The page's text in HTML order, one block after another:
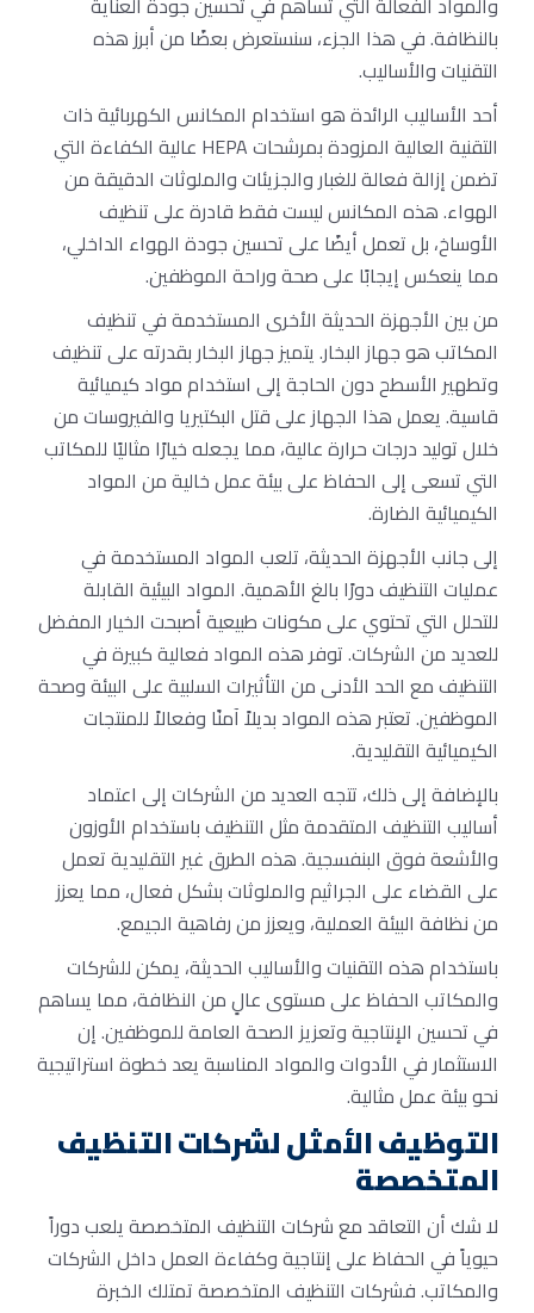
بالنظافة. في هذا الجزء، سنستعرض بعضًا من أبرز هذه
التقنيات والأساليب.
أحد الأساليب الرائدة هو استخدام المكانس الكهربائية ذات
التقنية العالية المزودة بمرشحات HEPA عالية الكفاءة التي
تضمن إزالة فعالة للغبار والجزيئات والملوثات الدقيقة من
الهواء. هذه المكانس ليست فقط قادرة على تنظيف
الأوساخ، بل تعمل أيضًا على تحسين جودة الهواء الداخلي،
مما ينعكس إيجابًا على صحة وراحة الموظفين.
من بين الأجهزة الحديثة الأخرى المستخدمة في تنظيف
المكاتب هو جهاز البخار. يتميز جهاز البخار بقدرته على تنظيف
وتطهير الأسطح دون الحاجة إلى استخدام مواد كيميائية
قاسية. يعمل هذا الجهاز على قتل البكتيريا والفيروسات من
خلال توليد درجات حرارة عالية، مما يجعله خيارًا مثاليًا للمكاتب
التي تسعى إلى الحفاظ على بيئة عمل خالية من المواد
الكيميائية الضارة.
إلى جانب الأجهزة الحديثة، تلعب المواد المستخدمة في
عمليات التنظيف دورًا بالغ الأهمية. المواد البيئية القابلة
للتحلل التي تحتوي على مكونات طبيعية أصبحت الخيار المفضل
للعديد من الشركات. توفر هذه المواد فعالية كبيرة في
التنظيف مع الحد الأدنى من التأثيرات السلبية على البيئة وصحة
الموظفين. تعتبر هذه المواد بديلاً آمنًا وفعالاً للمنتجات
الكيميائية التقليدية.
بالإضافة إلى ذلك، تتجه العديد من الشركات إلى اعتماد
أساليب التنظيف المتقدمة مثل التنظيف باستخدام الأوزون
والأشعة فوق البنفسجية. هذه الطرق غير التقليدية تعمل
على القضاء على الجراثيم والملوثات بشكل فعال، مما يعزز
من نظافة البيئة العملية، ويعزز من رفاهية الجيمع.
باستخدام هذه التقنيات والأساليب الحديثة، يمكن للشركات
والمكاتب الحفاظ على مستوى عالٍ من النظافة، مما يساهم
في تحسين الإنتاجية وتعزيز الصحة العامة للموظفين. إن
الاستثمار في الأدوات والمواد المناسبة يعد خطوة استراتيجية
نحو بيئة عمل مثالية.
التوظيف الأمثل لشركات التنظيف
المتخصصة
لا شك أن التعاقد مع شركات التنظيف المتخصصة يلعب دوراً
حيوياً في الحفاظ على إنتاجية وكفاءة العمل داخل الشركات
والمكاتب. فشركات التنظيف المتخصصة تمتلك الخبرة